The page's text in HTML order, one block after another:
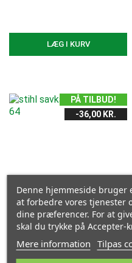
LÆG I KURV
PÅ TILBUD!
-36,00 KR.
Denne hjemmeside bruger
at forbedre vores tjenester
dine præferencer. For at
skal du trykke på Accepter-
Mere information Tilpas